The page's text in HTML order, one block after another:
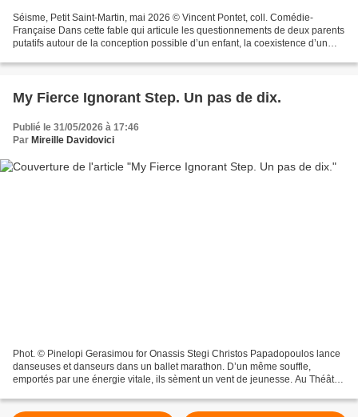
Séisme, Petit Saint-Martin, mai 2026 © Vincent Pontet, coll. Comédie-
Française Dans cette fable qui articule les questionnements de deux parents
putatifs autour de la conception possible d’un enfant, la coexistence d’un
My Fierce Ignorant Step. Un pas de dix.
Publié le 31/05/2026 à 17:46
Par Mireille Davidovici
Phot. © Pinelopi Gerasimou for Onassis Stegi Christos Papadopoulos lance
danseuses et danseurs dans un ballet marathon. D’un même souffle,
emportés par une énergie vitale, ils sèment un vent de jeunesse. Au Théâtre